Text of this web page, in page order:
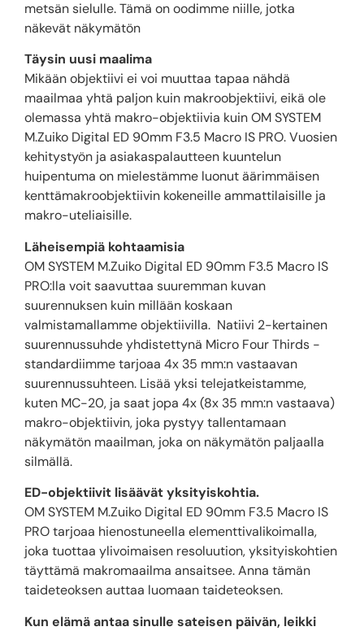
metsän sielulle. Tämä on oodimme niille, jotka
näkevät näkymätön
Täysin uusi maalima
Mikään objektiivi ei voi muuttaa tapaa nähdä
maailmaa yhtä paljon kuin makroobjektiivi, eikä ole
olemassa yhtä makro-objektiivia kuin OM SYSTEM
M.Zuiko Digital ED 90mm F3.5 Macro IS PRO. Vuosien
kehitystyön ja asiakaspalautteen kuuntelun
huipentuma on mielestämme luonut äärimmäisen
kenttämakroobjektiivin kokeneille ammattilaisille ja
makro-uteliaisille.
Läheisempiä kohtaamisia
OM SYSTEM M.Zuiko Digital ED 90mm F3.5 Macro IS
PRO:lla voit saavuttaa suuremman kuvan
suurennuksen kuin millään koskaan
valmistamallamme objektiivilla. Natiivi 2-kertainen
suurennussuhde yhdistettynä Micro Four Thirds -
standardiimme tarjoaa 4x 35 mm:n vastaavan
suurennussuhteen. Lisää yksi telejatkeistamme,
kuten MC-20, ja saat jopa 4x (8x 35 mm:n vastaava)
makro-objektiivin, joka pystyy tallentamaan
näkymätön maailman, joka on näkymätön paljaalla
silmällä.
ED-objektiivit lisäävät yksityiskohtia.
OM SYSTEM M.Zuiko Digital ED 90mm F3.5 Macro IS
PRO tarjoaa hienostuneella elementtivalikoimalla,
joka tuottaa ylivoimaisen resoluution, yksityiskohtien
täyttämä makromaailma ansaitsee. Anna tämän
taideteoksen auttaa luomaan taideteoksen.
Kun elämä antaa sinulle sateisen päivän, leikki